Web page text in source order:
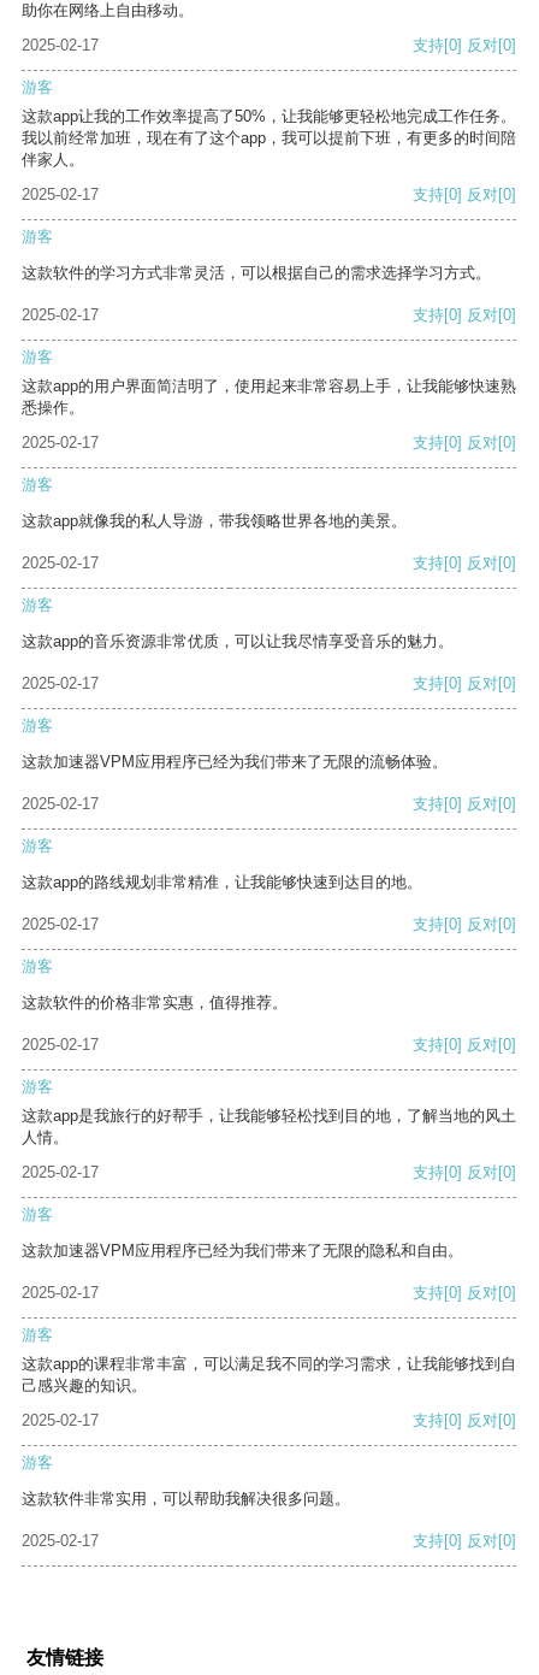
助你在网络上自由移动。
2025-02-17
支持[0] 反对[0]
游客
这款app让我的工作效率提高了50%，让我能够更轻松地完成工作任务。
我以前经常加班，现在有了这个app，我可以提前下班，有更多的时间陪
伴家人。
2025-02-17
支持[0] 反对[0]
游客
这款软件的学习方式非常灵活，可以根据自己的需求选择学习方式。
2025-02-17 支持[0] 反对[0]
游客
这款app的用户界面简洁明了，使用起来非常容易上手，让我能够快速熟
悉操作。
2025-02-17
支持[0] 反对[0]
游客
这款app就像我的私人导游，带我领略世界各地的美景。
2025-02-17 支持[0] 反对[0]
游客
这款app的音乐资源非常优质，可以让我尽情享受音乐的魅力。
2025-02-17 支持[0] 反对[0]
游客
这款加速器VPM应用程序已经为我们带来了无限的流畅体验。
2025-02-17 支持[0] 反对[0]
游客
这款app的路线规划非常精准，让我能够快速到达目的地。
2025-02-17 支持[0] 反对[0]
游客
这款软件的价格非常实惠，值得推荐。
2025-02-17 支持[0] 反对[0]
游客
这款app是我旅行的好帮手，让我能够轻松找到目的地，了解当地的风土
人情。
2025-02-17
支持[0] 反对[0]
游客
这款加速器VPM应用程序已经为我们带来了无限的隐私和自由。
2025-02-17 支持[0] 反对[0]
游客
这款app的课程非常丰富，可以满足我不同的学习需求，让我能够找到自
己感兴趣的知识。
2025-02-17
支持[0] 反对[0]
游客
这款软件非常实用，可以帮助我解决很多问题。
2025-02-17 支持[0] 反对[0]
友情链接